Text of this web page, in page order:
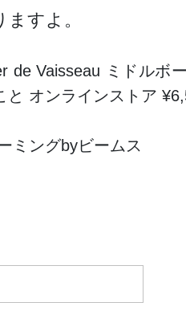
すよ。
de Vaisseau ミドルボ
と オンラインストア
ミングbyビームス